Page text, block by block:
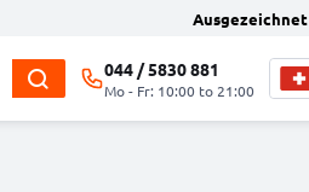
Ausgezeichnet
044 / 5830 881
Mo - Fr: 10:00 to 21:00